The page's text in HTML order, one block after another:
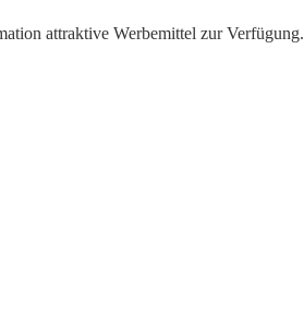
attraktive Werbemittel zur Verfügung.